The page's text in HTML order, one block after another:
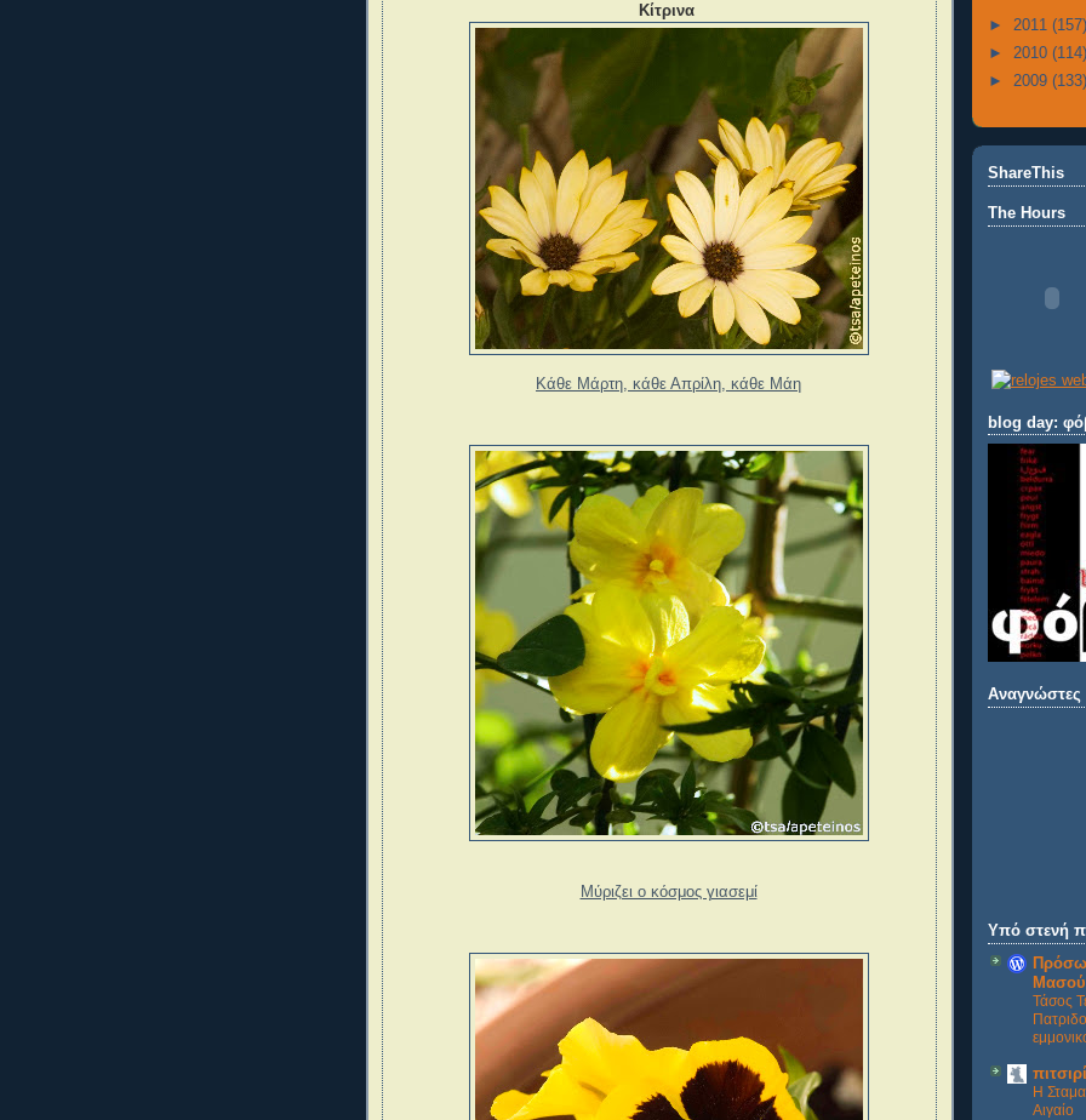
Κίτρινα
Κάθε Μάρτη, κάθε Απρίλη, κάθε Μάη
Μύριζει ο κόσμος γιασεμί
► 2011 (157)
► 2010 (114)
► 2009 (133)
ShareThis
The Hours
blog day:
Αναγνώστες
Υπό στενή
Τάσος
Η
Αιγαίο